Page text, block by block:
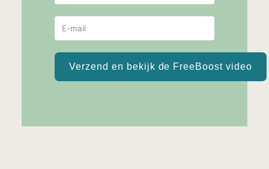
Verzend en bekijk de FreeBoost video